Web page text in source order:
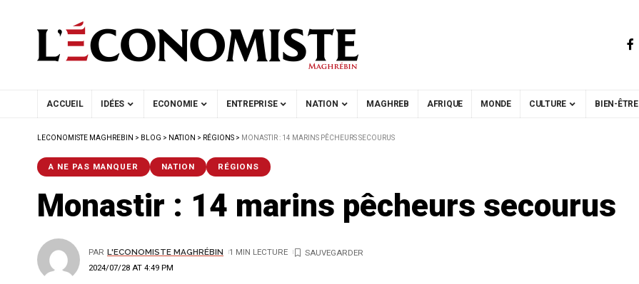
ACCUEIL IDÉES ECONOMIE ENTREPRISE NATION MAGHREB AFRIQUE MONDE CULTURE BIEN-ÊTRE
LECONOMISTE MAGHREBIN > BLOG > NATION > RÉGIONS > MONASTIR : 14 MARINS PÊCHEURS SECOURUS
A NE PAS MANQUER NATION RÉGIONS
Monastir : 14 marins pêcheurs secourus
2024/07/28 AT 4:49 PM
PAR L'ECONOMISTE MAGHRÉBIN 1 MIN LECTURE